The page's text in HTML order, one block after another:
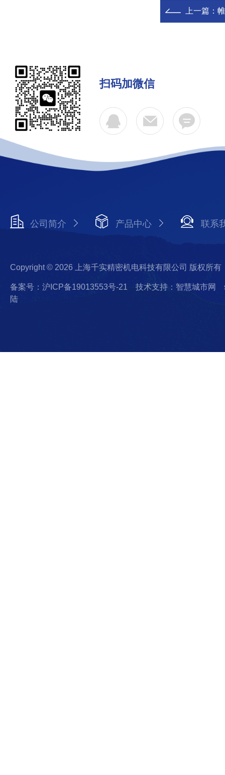
上一篇：
扫码加微信
公司简介 产品中心 联系
Copyright © 2026 上海千实精密机电科技有限公司 版权所有
备案号：沪ICP备19013553号-21 技术支持：智慧城市网
陆